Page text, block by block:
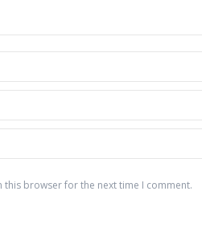
this browser for the next time I comment.